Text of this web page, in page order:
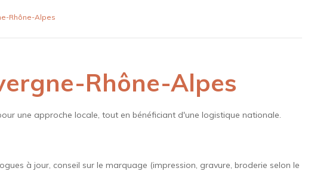
Rhône-Alpes
Rhône-Alpes
une approche locale, tout en bénéficiant d'une logistique nationale.
à jour, conseil sur le marquage (impression, gravure, broderie selon le